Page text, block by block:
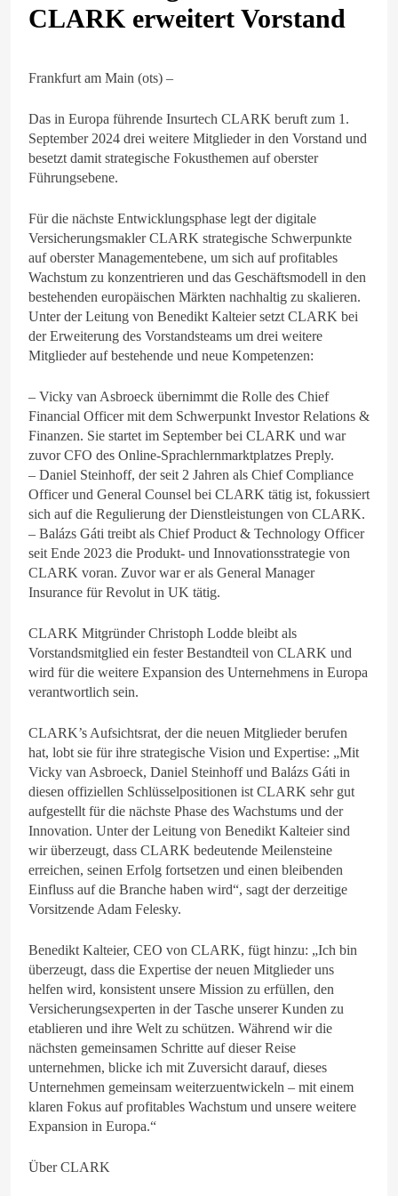
CLARK erweitert Vorstand
Frankfurt am Main (ots) –
Das in Europa führende Insurtech CLARK beruft zum 1.
September 2024 drei weitere Mitglieder in den Vorstand und
besetzt damit strategische Fokusthemen auf oberster
Führungsebene.
Für die nächste Entwicklungsphase legt der digitale
Versicherungsmakler CLARK strategische Schwerpunkte
auf oberster Managementebene, um sich auf profitables
Wachstum zu konzentrieren und das Geschäftsmodell in den
bestehenden europäischen Märkten nachhaltig zu skalieren.
Unter der Leitung von Benedikt Kalteier setzt CLARK bei
der Erweiterung des Vorstandsteams um drei weitere
Mitglieder auf bestehende und neue Kompetenzen:
– Vicky van Asbroeck übernimmt die Rolle des Chief
Financial Officer mit dem Schwerpunkt Investor Relations &
Finanzen. Sie startet im September bei CLARK und war
zuvor CFO des Online-Sprachlernmarktplatzes Preply.
– Daniel Steinhoff, der seit 2 Jahren als Chief Compliance
Officer und General Counsel bei CLARK tätig ist, fokussiert
sich auf die Regulierung der Dienstleistungen von CLARK.
– Balázs Gáti treibt als Chief Product & Technology Officer
seit Ende 2023 die Produkt- und Innovationsstrategie von
CLARK voran. Zuvor war er als General Manager
Insurance für Revolut in UK tätig.
CLARK Mitgründer Christoph Lodde bleibt als
Vorstandsmitglied ein fester Bestandteil von CLARK und
wird für die weitere Expansion des Unternehmens in Europa
verantwortlich sein.
CLARK’s Aufsichtsrat, der die neuen Mitglieder berufen
hat, lobt sie für ihre strategische Vision und Expertise: „Mit
Vicky van Asbroeck, Daniel Steinhoff und Balázs Gáti in
diesen offiziellen Schlüsselpositionen ist CLARK sehr gut
aufgestellt für die nächste Phase des Wachstums und der
Innovation. Unter der Leitung von Benedikt Kalteier sind
wir überzeugt, dass CLARK bedeutende Meilensteine
erreichen, seinen Erfolg fortsetzen und einen bleibenden
Einfluss auf die Branche haben wird“, sagt der derzeitige
Vorsitzende Adam Felesky.
Benedikt Kalteier, CEO von CLARK, fügt hinzu: „Ich bin
überzeugt, dass die Expertise der neuen Mitglieder uns
helfen wird, konsistent unsere Mission zu erfüllen, den
Versicherungsexperten in der Tasche unserer Kunden zu
etablieren und ihre Welt zu schützen. Während wir die
nächsten gemeinsamen Schritte auf dieser Reise
unternehmen, blicke ich mit Zuversicht darauf, dieses
Unternehmen gemeinsam weiterzuentwickeln – mit einem
klaren Fokus auf profitables Wachstum und unsere weitere
Expansion in Europa.“
Über CLARK